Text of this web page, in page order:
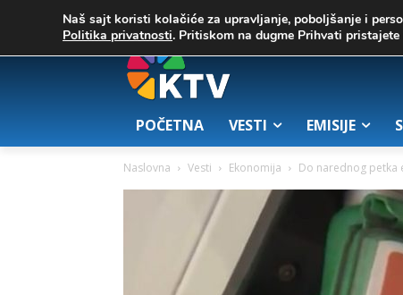
23.7 Zrenjanin 03. август 2026.
POČETNA VESTI EMISIJE
Naslovna Vesti Ekonomija Do narednog petka
Naš sajt koristi kolačiće za upravljanje, poboljšanje i
Politika privatnosti. Pritiskom na dugme Prihvati